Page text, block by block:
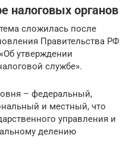
налоговых органов
сложилась после
Правительства РФ
утверждении
службе».
– федеральный,
и местный, что
управления и
делению